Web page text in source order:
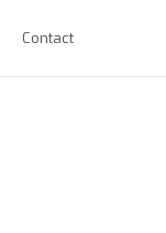
Contact